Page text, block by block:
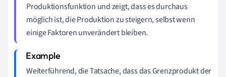
Produktionsfunktion und zeigt, dass es durchaus
möglich ist, die Produktion zu steigern, selbst wenn
einige Faktoren unverändert bleiben.
Weiterführend, die Tatsache, dass das Grenzprodukt der